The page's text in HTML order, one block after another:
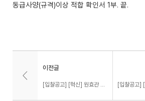
동급사양(규격)이상 적합 확인서 1부. 끝.
이전글
[입찰공고] [혁신] 원효관 2층 강의공간 리모델링 집기 구입 및 설치